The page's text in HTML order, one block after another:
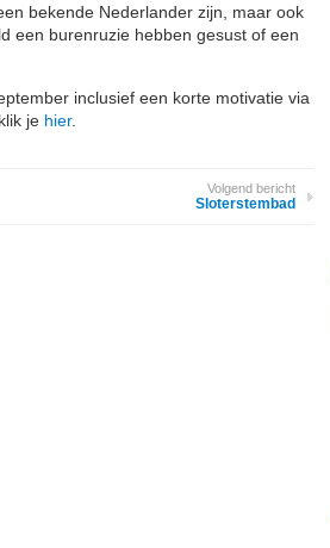
bekende Nederlander zijn, maar ook
een burenruzie hebben gesust of een
inclusief een korte motivatie via
je hier.
Volgend bericht
Sloterstembad